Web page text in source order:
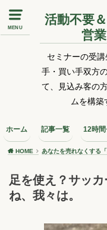
MENU
活動不要
営
セミナーの受
手・買い手双方
て、見込み客の
ムを構築
ホーム 記事一覧 12時
HOME あなたを売れなくする「
足を使え？サッ
ね、我々は。